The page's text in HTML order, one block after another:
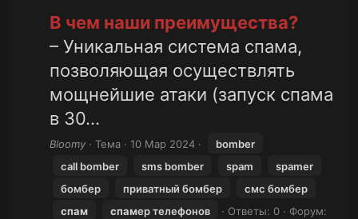
В чем наши преимущества?
– Уникальная система спама,
позволяющая осуществлять
мощнейшие атаки (запуск спама
в 30...
Bloomy Тема 10 Мар 2024
bomber
call bomber
sms bomber spam
spamer
бомбер
приватный бомбер
смс бомбер
спам
спамер телефонов Ответы: 0
Форум: